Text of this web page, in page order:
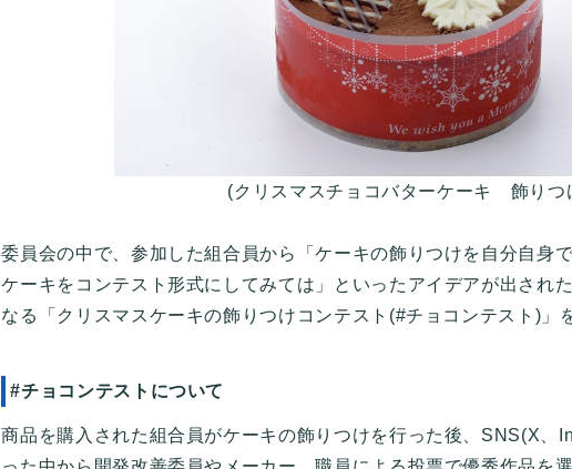
(クリスマスチョコバターケーキ 飾りつ
委員会の中で、参加した組合員から「ケーキの飾りつけを自分自身
ケーキをコンテスト形式にしてみては」といったアイデアが出され
なる「クリスマスケーキの飾りつけコンテスト(#チョコンテスト)」
#チョコンテストについて
商品を購入された組合員がケーキの飾りつけを行った後、SNS(X、